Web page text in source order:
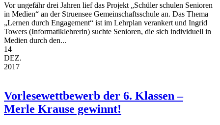
Vor ungefähr drei Jahren lief das Projekt „Schüler schulen Senioren
in Medien“ an der Struensee Gemeinschaftsschule an. Das Thema
„Lernen durch Engagement“ ist im Lehrplan verankert und Ingrid
Towers (Informatiklehrerin) suchte Senioren, die sich individuell in
Medien durch den...
14
DEZ.
2017
Vorlesewettbewerb der 6. Klassen –
Merle Krause gewinnt!